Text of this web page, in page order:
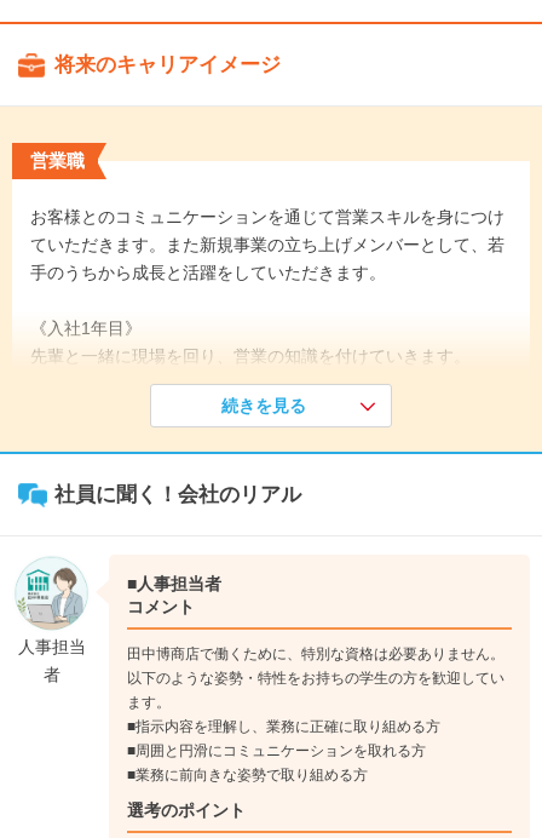
将来のキャリアイメージ
営業職
お客様とのコミュニケーションを通じて営業スキルを身につけ
ていただきます。また新規事業の立ち上げメンバーとして、若
手のうちから成長と活躍をしていただきます。
《入社1年目》
先輩と一緒に現場を回り、営業の知識を付けていきます。
お客様対応や仕事を通じて、まずは仕事の流れを知るところか
先輩同伴のもと、お客様の対応ができるようにしていきます。
1人でお客様の対応ができる、受注発注管理ができるようにな
ります。
《入社4年目》
新しいお客様へのアプローチ、新しい事業への開発に加わって
いただきます。
続きを見る
社員に聞く！会社のリアル
人事担当
者
■人事担当者
コメント
田中博商店で働くために、特別な資格は必要ありません。
以下のような姿勢・特性をお持ちの学生の方を歓迎してい
ます。
■指示内容を理解し、業務に正確に取り組める方
■周囲と円滑にコミュニケーションを取れる方
■業務に前向きな姿勢で取り組める方
選考のポイント